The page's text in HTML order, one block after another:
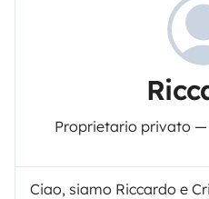
Proprietario privato —
Ciao, siamo Riccardo e